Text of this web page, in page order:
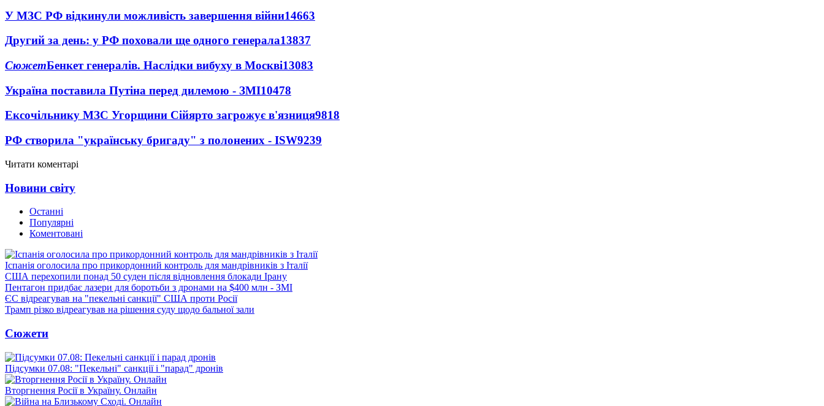
У МЗС РФ відкинули можливість завершення війни14663
Другий за день: у РФ поховали ще одного генерала13837
СюжетБенкет генералів. Наслідки вибуху в Москві13083
Україна поставила Путіна перед дилемою - ЗМІ10478
Ексочільнику МЗС Угорщини Сійярто загрожує в'язниця9818
РФ створила "українську бригаду" з полонених - ISW9239
Читати коментарі
Новини світу
Останні
Популярні
Коментовані
Іспанія оголосила про прикордонний контроль для мандрівників з Італії
США перехопили понад 50 суден після відновлення блокади Ірану
Пентагон придбає лазери для боротьби з дронами на $400 млн - ЗМІ
ЄС відреагував на "пекельні санкції" США проти Росії
Трамп різко відреагував на рішення суду щодо бальної зали
Сюжети
Підсумки 07.08: "Пекельні" санкції і "парад" дронів
Вторгнення Росії в Україну. Онлайн